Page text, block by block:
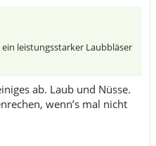
leistungsstarker Laubbläser
ab. Laub und Nüsse.
wenn’s mal nicht